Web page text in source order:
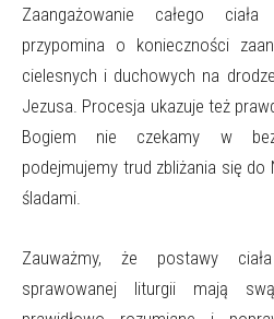
Zaangażowanie całego
przypomina o konieczności
cielesnych i duchowych na
Jezusa. Procesja ukazuje też
Bogiem nie czekamy w
podejmujemy trud zbliżania się
śladami.
Zauważmy, że postawy
sprawowanej liturgii mają